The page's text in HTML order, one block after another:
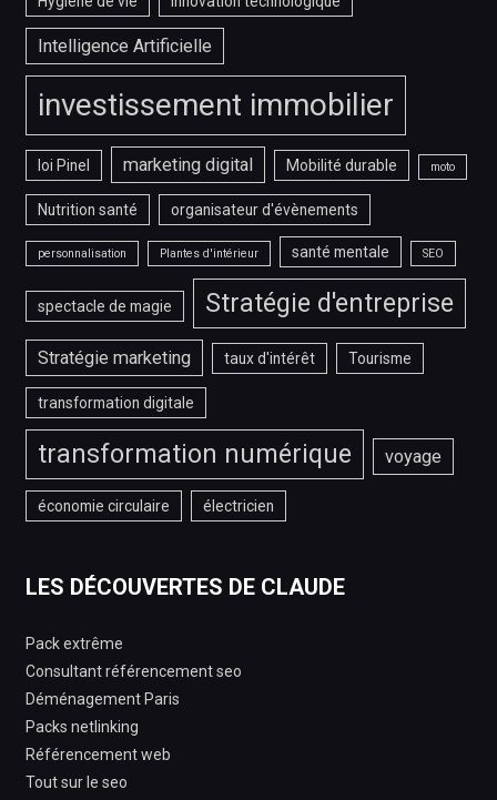
Intelligence Artificielle
investissement immobilier
loi Pinel marketing digital Mobilité durable moto
Nutrition santé organisateur d'évènements
personnalisation Plantes d'intérieur santé mentale SEO
spectacle de magie Stratégie d'entreprise
Stratégie marketing taux d'intérêt Tourisme
transformation digitale
transformation numérique voyage
économie circulaire électricien
LES DÉCOUVERTES DE CLAUDE
Pack extrême
Consultant référencement seo
Déménagement Paris
Packs netlinking
Référencement web
Tout sur le seo